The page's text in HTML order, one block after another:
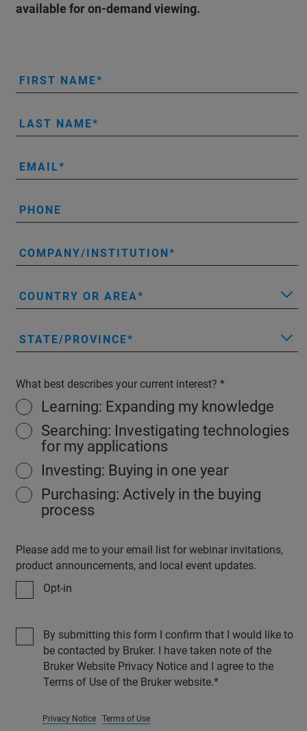
available for on-demand viewing.
FIRST NAME
LAST NAME
EMAIL
PHONE
COMPANY/INSTITUTION
COUNTRY OR AREA
STATE/PROVINCE
What best describes your current interest?
Learning: Expanding my knowledge
Searching: Investigating technologies
for my applications
Investing: Buying in one year
Purchasing: Actively in the buying
process
Please add me to your email list for webinar invitations,
product announcements, and local event updates.
Opt-in
By submitting this form I confirm that I would like to
be contacted by Bruker. I have taken note of the
Bruker Website Privacy Notice and I agree to the
Terms of Use of the Bruker website.
Privacy Notice Terms of Use